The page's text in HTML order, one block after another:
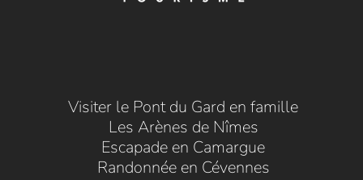
Visiter le Pont du Gard en famille
Les Arènes de Nîmes
Escapade en Camargue
Randonnée en Cévennes